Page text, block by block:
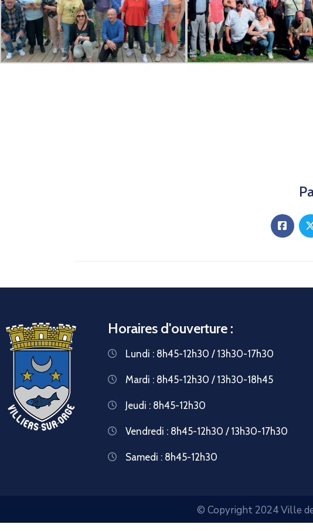
Horaires d'ouverture :
Lundi : 8h45-12h30 / 13h30-17h30
Mardi : 8h45-12h30 / 13h30-18h45
Jeudi : 8h45-12h30
Vendredi : 8h45-12h30 / 13h30-17h30
Samedi : 8h45-12h30
© Copyright 2024 Ville